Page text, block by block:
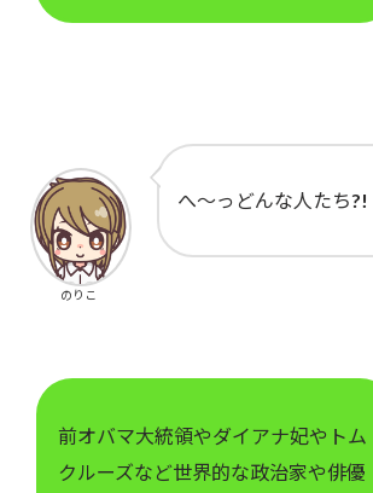
へ～っどんな人たち?!
のりこ
前オバマ大統領やダイアナ妃やトム
クルーズなど世界的な政治家や俳優